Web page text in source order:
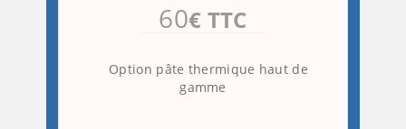
60€ TTC
Option pâte thermique haut de
gamme